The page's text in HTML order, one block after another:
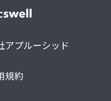
アプルーシッド
規約